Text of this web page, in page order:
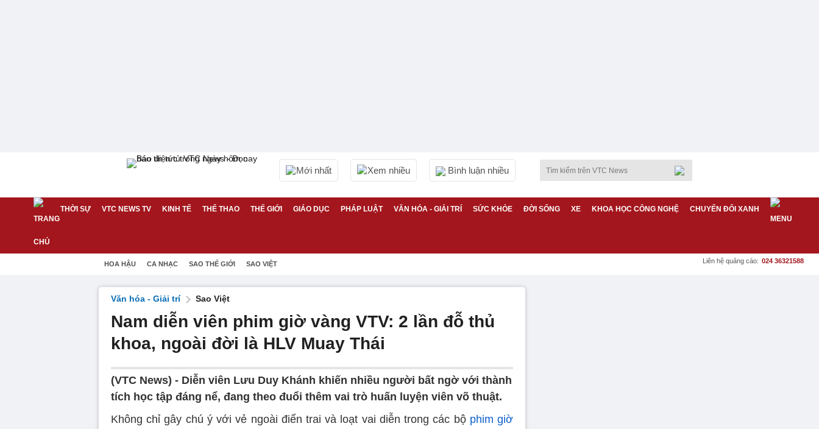
Mới nhất Xem nhiều Bình luận nhiều
THỜI SỰ VTC NEWS TV KINH TẾ THỂ THAO THẾ GIỚI GIÁO DỤC PHÁP LUẬT VĂN HÓA - GIẢI TRÍ SỨC KHỎE ĐỜI SỐNG XE KHOA HỌC CÔNG NGHỆ CHUYỂN ĐỔI XANH
HOA HẬU CA NHẠC SAO THẾ GIỚI SAO VIỆT Liên hệ quảng cáo: 024 36321588
Văn hóa - Giải trí Sao Việt
Nam diễn viên phim giờ vàng VTV: 2 lần đỗ thủ
khoa, ngoài đời là HLV Muay Thái
(VTC News) - Diễn viên Lưu Duy Khánh khiến nhiều người bất ngờ với thành
tích học tập đáng nể, đang theo đuổi thêm vai trò huấn luyện viên võ thuật.
Không chỉ gây chú ý với vẻ ngoài điển trai và loạt vai diễn trong các bộphim giờ